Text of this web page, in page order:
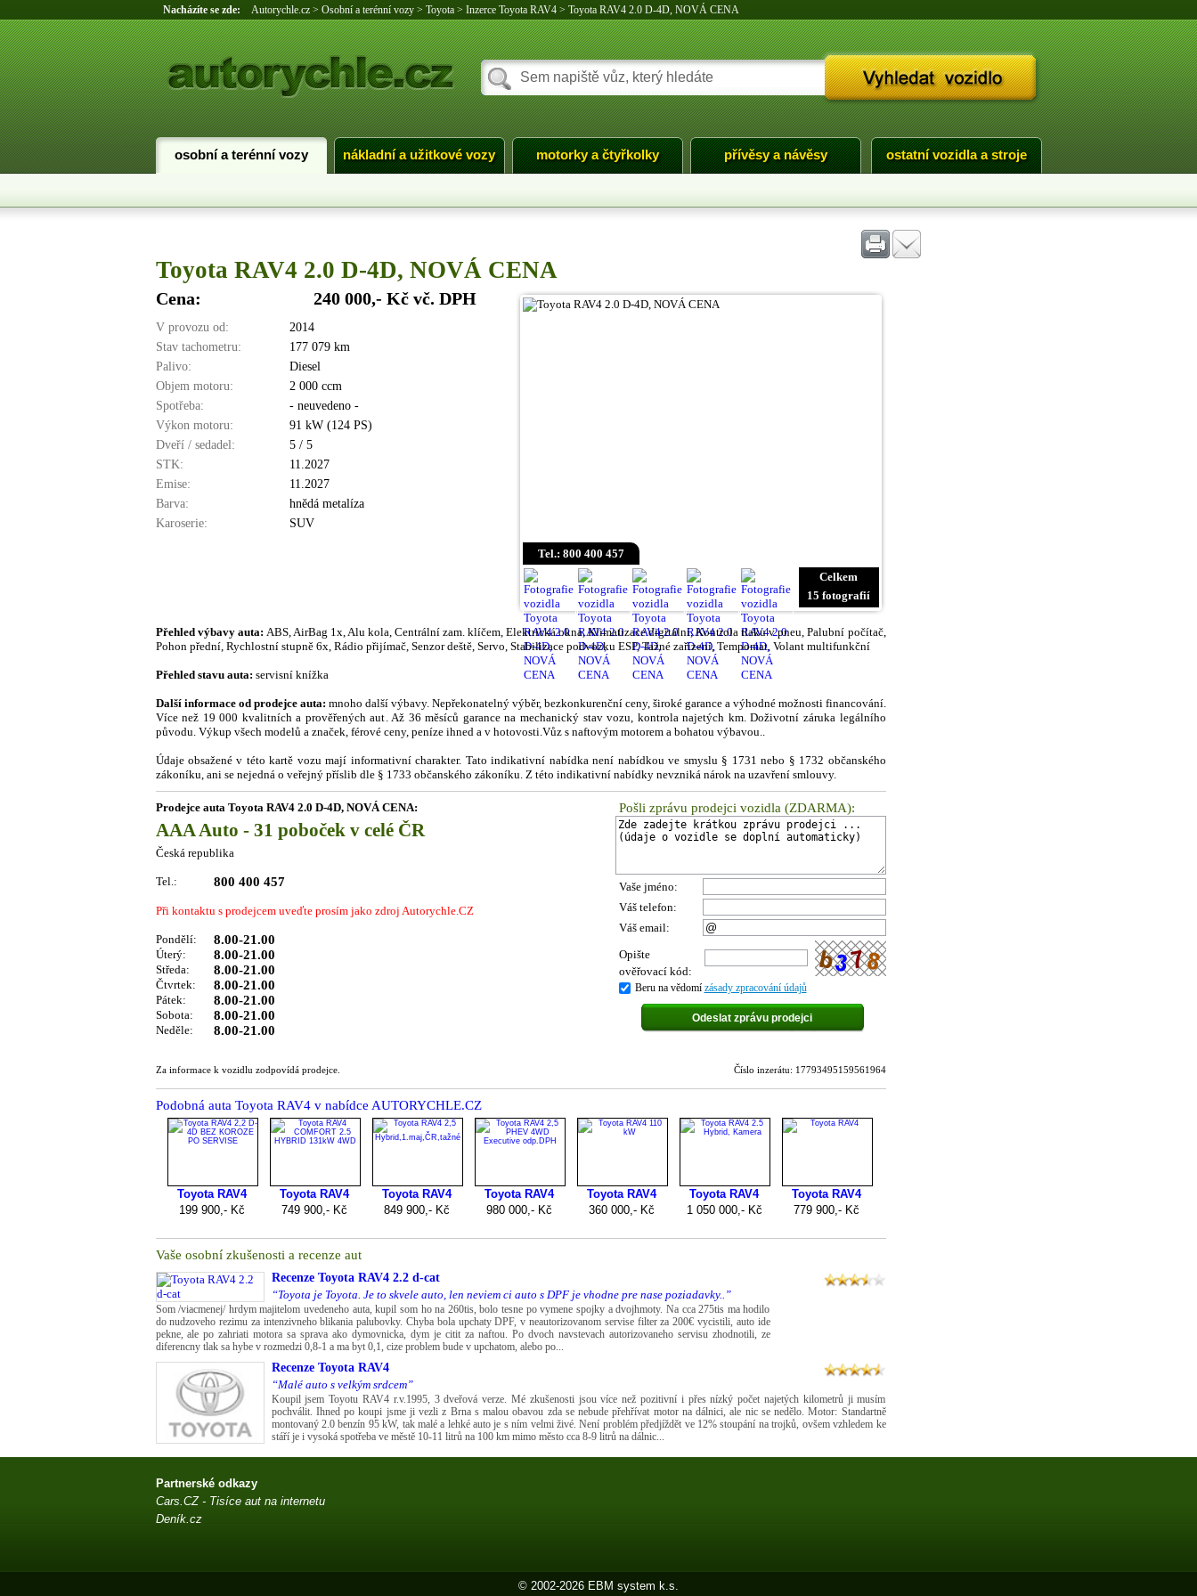
Nacházíte se zde: Autorychle.cz> Osobní a terénní vozy> Toyota> Inzerce Toyota RAV4> Toyota RAV4 2.0 D-4D, NOVÁ CENA
osobní a terénní vozy nákladní a užitkové vozy motorky a čtyřkolky přívěsy a návěsy ostatní vozidla a stroje
Toyota RAV4 2.0 D-4D, NOVÁ CENA
Cena: 240 000,- Kč vč. DPH
V provozu od:
2014
Stav tachometru:
177 079 km
Palivo:
Diesel
Objem motoru:
2 000 ccm
Spotřeba:
- neuvedeno -
Výkon motoru:
91 kW (124 PS)
Dveří / sedadel:
5 / 5
STK:
11.2027
Emise:
11.2027
Barva:
hnědá metalíza
Karoserie:
SUV
Tel.: 800 400 457
Celkem
15 fotografií
Přehled výbavy auta: ABS, AirBag 1x, Alu kola, Centrální zam. klíčem, Elektrická okna, Klimatizace digitální, Kontrola tlaku v pneu, Palubní počítač,
Pohon přední, Rychlostní stupně 6x, Rádio přijímač, Senzor deště, Servo, Stabilizace podvozku ESP, Tažné zařízení, Tempomat, Volant multifunkční
Přehled stavu auta: servisní knížka
Další informace od prodejce auta: mnoho další výbavy. Nepřekonatelný výběr, bezkonkurenční ceny, široké garance a výhodné možnosti financování.
Více než 19 000 kvalitních a prověřených aut. Až 36 měsíců garance na mechanický stav vozu, kontrola najetých km. Doživotní záruka legálního
původu. Výkup všech modelů a značek, férové ceny, peníze ihned a v hotovosti.Vůz s naftovým motorem a bohatou výbavou..
Údaje obsažené v této kartě vozu mají informativní charakter. Tato indikativní nabídka není nabídkou ve smyslu § 1731 nebo § 1732 občanského
zákoníku, ani se nejedná o veřejný příslib dle § 1733 občanského zákoníku. Z této indikativní nabídky nevzniká nárok na uzavření smlouvy.
Prodejce auta Toyota RAV4 2.0 D-4D, NOVÁ CENA:
AAA Auto - 31 poboček v celé ČR
Česká republika
Tel.: 800 400 457
Při kontaktu s prodejcem uveďte prosím jako zdroj Autorychle.CZ
Pondělí: 8.00-21.00
Úterý: 8.00-21.00
Středa: 8.00-21.00
Čtvrtek: 8.00-21.00
Pátek: 8.00-21.00
Sobota: 8.00-21.00
Neděle: 8.00-21.00
Pošli zprávu prodejci vozidla (ZDARMA):
Vaše jméno:
Váš telefon:
Váš email:
Opište
ověřovací kód:
Beru na vědomí zásady zpracování údajů
Za informace k vozidlu zodpovídá prodejce. Číslo inzerátu: 17793495159561964
Podobná auta Toyota RAV4 v nabídce AUTORYCHLE.CZ
Vaše osobní zkušenosti a recenze aut
RecenzeToyota RAV4 2.2 d-cat
“Toyota je Toyota. Je to skvele auto, len neviem ci auto s DPF je vhodne pre nase poziadavky..”
Som /viacmenej/ hrdym majitelom uvedeneho auta, kupil som ho na 260tis, bolo tesne po vymene spojky a dvojhmoty. Na cca 275tis ma hodilo
do nudzoveho rezimu za intenzivneho blikania palubovky. Chyba bola upchaty DPF, v neautorizovanom servise filter za 200€ vycistili, auto ide
pekne, ale po zahriati motora sa sprava ako dymovnicka, dym je citit za naftou. Po dvoch navstevach autorizovaneho servisu zhodnotili, ze
diferencny tlak sa hybe v rozmedzi 0,8-1 a ma byt 0,1, cize problem bude v upchatom, alebo po...
RecenzeToyota RAV4
“Malé auto s velkým srdcem”
Koupil jsem Toyotu RAV4 r.v.1995, 3 dveřová verze. Mé zkušenosti jsou více než pozitivní i přes nízký počet najetých kilometrů ji musím
pochválit. Ihned po koupi jsme ji vezli z Brna s malou obavou zda se nebude přehřívat motor na dálnici, ale nic se nedělo. Motor: Standartně
montovaný 2.0 benzín 95 kW, tak malé a lehké auto je s ním velmi živé. Není problém předjíždět ve 12% stoupání na trojků, ovšem vzhledem ke
stáří je i vysoká spotřeba ve městě 10-11 litrů na 100 km mimo město cca 8-9 litrů na dálnic...
Partnerské odkazy
Cars.CZ - Tisíce aut na internetu
Deník.cz
© 2002-2026 EBM system k.s.